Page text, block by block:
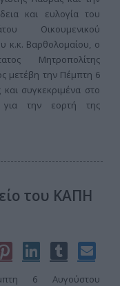
και ευλογία του
Οικουμενικού
κ.κ. Βαρθολομαίου, ο
Μητροπολίτης
μετέβη την Πέμπτη 6
συγκεκριμένα στο
για την εορτή της
του ΚΑΠΗ
6 Αυγούστου